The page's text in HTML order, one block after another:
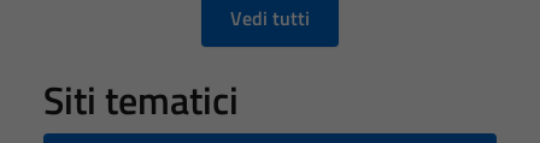
Vedi tutti
Siti tematici